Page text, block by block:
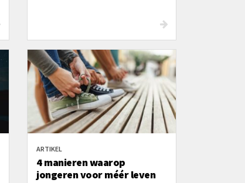
ARTIKEL
4 manieren waarop
jongeren voor méér leven